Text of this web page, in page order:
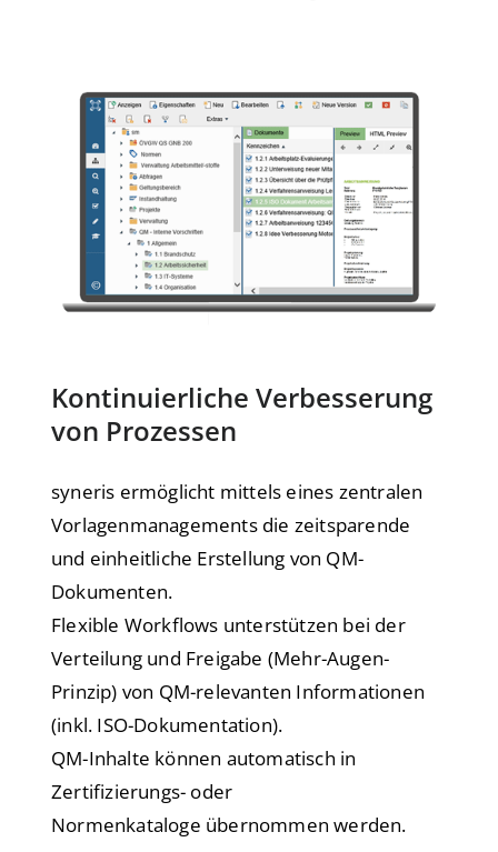
Kontinuierliche Verbesserung
von Prozessen
syneris ermöglicht mittels eines zentralen
Vorlagenmanagements die zeitsparende
und einheitliche Erstellung von QM-
Dokumenten.
Flexible Workflows unterstützen bei der
Verteilung und Freigabe (Mehr-Augen-
Prinzip) von QM-relevanten Informationen
(inkl. ISO-Dokumentation).
QM-Inhalte können automatisch in
Zertifizierungs- oder
Normenkataloge übernommen werden.